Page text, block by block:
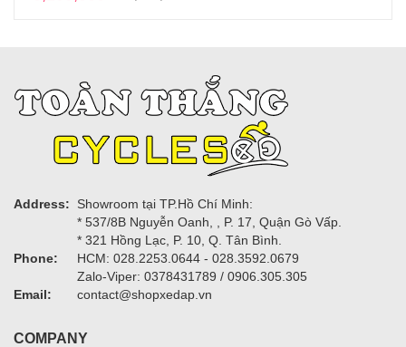
Address:
Showroom tại TP.Hồ Chí Minh:
* 537/8B Nguyễn Oanh, , P. 17, Quận Gò Vấp.
* 321 Hồng Lạc, P. 10, Q. Tân Bình.
Phone:
HCM: 028.2253.0644 - 028.3592.0679
Zalo-Viper: 0378431789 / 0906.305.305
Email:
contact@shopxedap.vn
COMPANY